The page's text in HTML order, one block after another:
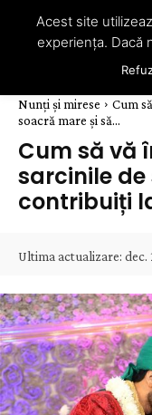
Nunți și mirese
Cum
soacră mare și să...
Cum să vă
sarcinile
contribuiți
Ultima actualizare: dec.
Acest site
experiența. Dacă